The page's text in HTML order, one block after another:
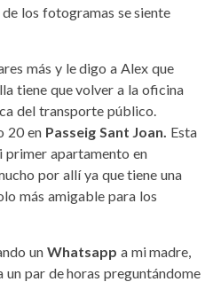
los fotogramas se siente
más y le digo a Alex que
tiene que volver a la oficina
del transporte público.
20 en Passeig Sant Joan. Esta
primer apartamento en
por allí ya que tiene una
más amigable para los
un Whatsapp a mi madre,
un par de horas preguntándome